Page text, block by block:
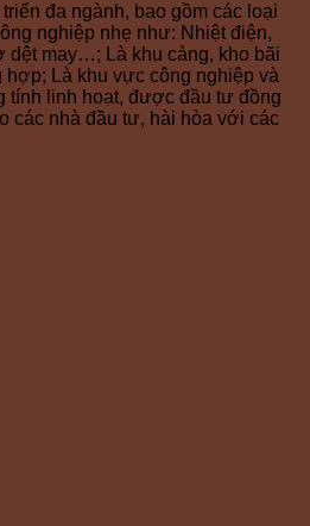
triển đa ngành, bao gồm các loại
nghiệp nhẹ như: Nhiệt điện,
dệt may…; Là khu cảng, kho bãi
hợp; Là khu vực công nghiệp và
tính linh hoạt, được đầu tư đồng
các nhà đầu tư, hài hòa với các